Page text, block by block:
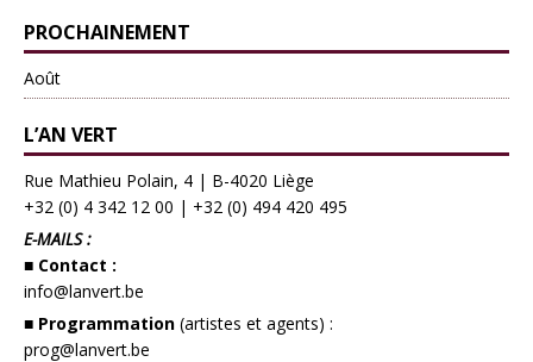
PROCHAINEMENT
Août
L’AN VERT
Rue Mathieu Polain, 4 | B-4020 Liège
+32 (0) 4 342 12 00 | +32 (0) 494 420 495
E-MAILS :
■ Contact :
info@lanvert.be
■ Programmation (artistes et agents) :
prog@lanvert.be